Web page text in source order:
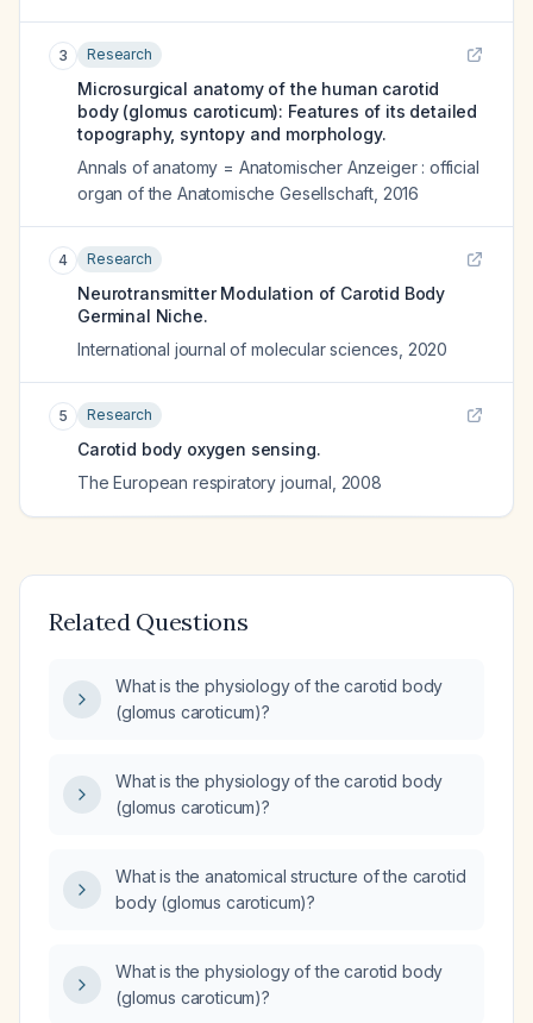
3 Research
Microsurgical anatomy of the human carotid
body (glomus caroticum): Features of its detailed
topography, syntopy and morphology.
Annals of anatomy = Anatomischer Anzeiger : official
organ of the Anatomische Gesellschaft 2016
4 Research
Neurotransmitter Modulation of Carotid Body
Germinal Niche.
International journal of molecular sciences 2020
5 Research
Carotid body oxygen sensing.
The European respiratory journal 2008
Related Questions
What is the physiology of the carotid body
(glomus caroticum)?
What is the physiology of the carotid body
(glomus caroticum)?
What is the anatomical structure of the carotid
body (glomus caroticum)?
What is the physiology of the carotid body
(glomus caroticum)?